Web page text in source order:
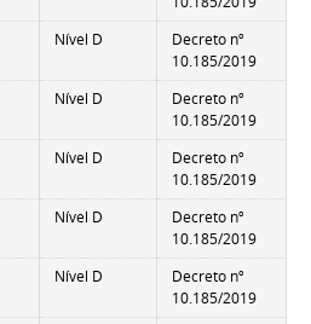
Nível D
Decreto nº
10.185/2019
Nível D
Decreto nº
10.185/2019
Nível D
Decreto nº
10.185/2019
Nível D
Decreto nº
10.185/2019
Nível D
Decreto nº
10.185/2019